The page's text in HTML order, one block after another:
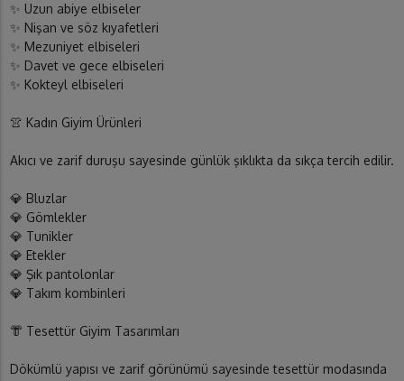
✨ Uzun abiye elbiseler
✨ Nişan ve söz kıyafetleri
✨ Mezuniyet elbiseleri
✨ Davet ve gece elbiseleri
✨ Kokteyl elbiseleri
👚 Kadın Giyim Ürünleri
Akıcı ve zarif duruşu sayesinde günlük şıklıkta da sıkça tercih edilir.
💎 Bluzlar
💎 Gömlekler
💎 Tunikler
💎 Etekler
💎 Şık pantolonlar
💎 Takım kombinleri
👘 Tesettür Giyim Tasarımları
Dökümlü yapısı ve zarif görünümü sayesinde tesettür modasında